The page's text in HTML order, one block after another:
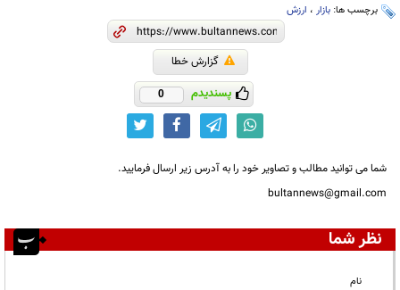
برچسب ها: بازار ، ارزش
گزارش خطا
پسندیدم 0
شما می توانید مطالب و تصاویر خود را به آدرس زیر ارسال فرمایید.
bultannews@gmail.com
نظر شما
نام